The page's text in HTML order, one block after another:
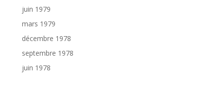
juin 1979
mars 1979
décembre 1978
septembre 1978
juin 1978